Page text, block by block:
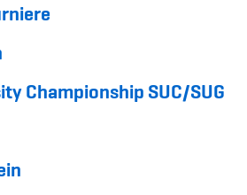
Championship SUC/SUG